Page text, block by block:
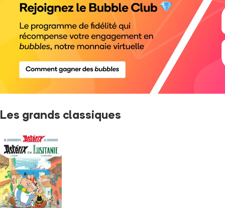
Les grands classiques